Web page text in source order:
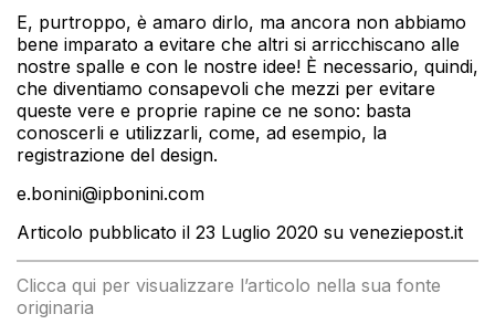
E, purtroppo, è amaro dirlo, ma ancora non abbiamo
bene imparato a evitare che altri si arricchiscano alle
nostre spalle e con le nostre idee! È necessario, quindi,
che diventiamo consapevoli che mezzi per evitare
queste vere e proprie rapine ce ne sono: basta
conoscerli e utilizzarli, come, ad esempio, la
registrazione del design.
e.bonini@ipbonini.com
Articolo pubblicato il 23 Luglio 2020 su veneziepost.it
Clicca qui per visualizzare l’articolo nella sua fonte
originaria